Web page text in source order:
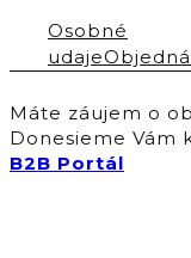
Osobné
udaje
Máte záujem o
Donesieme Vám
B2B Portál